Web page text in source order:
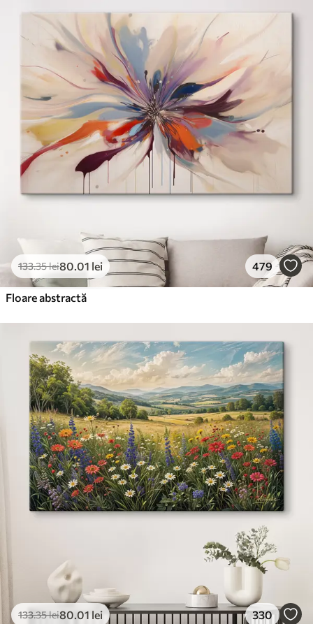
133.35lei80.01 lei 479
Floare abstractă
133.35lei80.01 lei 330